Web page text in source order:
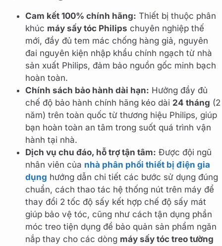
Cam kết 100% chính hãng: Thiết bị thuộc phân
khúc máy sấy tóc Philips chuyên nghiệp thế
mới, đầy đủ tem mác chống hàng giả, nguyên
đai nguyên kiện nhập khẩu chính ngạch từ nhà
sản xuất Philips, đảm bảo nguồn gốc minh bạch
hoàn toàn.
Chính sách bảo hành dài hạn: Hưởng đầy đủ
chế độ bảo hành chính hãng kéo dài 24 tháng (2
năm) trên toàn quốc từ thương hiệu Philips, giúp
bạn hoàn toàn an tâm trong suốt quá trình vận
hành tại nhà.
Dịch vụ chu đáo, hỗ trợ tận tâm: Được đội ngũ
nhân viên của nhà phân phối thiết bị điện gia
dụng hướng dẫn chi tiết các bước sử dụng đúng
chuẩn, cách thao tác hệ thống nút trên máy để
thay đổi 2 tốc độ sấy kết hợp chế độ sấy mát
giúp bảo vệ tóc, cũng như cách tận dụng phần
móc treo tiện dụng để bảo quản sản phẩm ngăn
nắp thay cho các dòng máy sấy tóc treo tường